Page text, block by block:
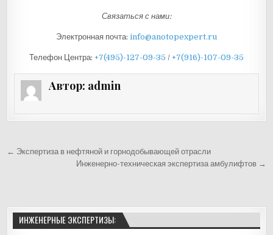
Связаться с нами:
Электронная почта: info@anotopexpert.ru
Телефон Центра: +7(495)-127-09-35 / +7(916)-107-09-35
Автор: admin
Навигация по записям
← Экспертиза в нефтяной и горнодобывающей отрасли
Инженерно-техническая экспертиза амбулифтов →
ИНЖЕНЕРНЫЕ ЭКСПЕРТИЗЫ: